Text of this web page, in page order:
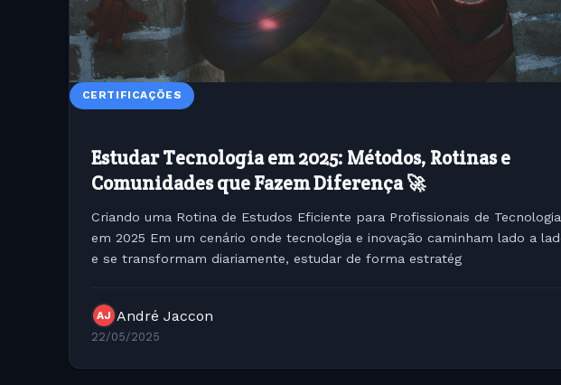
CERTIFICAÇÕES
Estudar Tecnologia em 2025: Métodos, Rotinas e
Comunidades que Fazem Diferença 🚀
Criando uma Rotina de Estudos Eficiente para Profissionais de Tecnologia
em 2025 Em um cenário onde tecnologia e inovação caminham lado a lado
e se transformam diariamente, estudar de forma estratég
AJ André Jaccon
22/05/2025